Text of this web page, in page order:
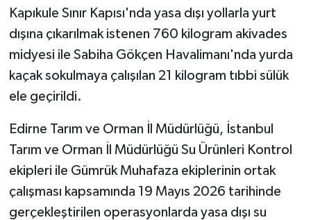
Kapıkule Sınır Kapısı'nda yasa dışı yollarla yurt
dışına çıkarılmak istenen 760 kilogram akivades
midyesi ile Sabiha Gökçen Havalimanı'nda yurda
kaçak sokulmaya çalışılan 21 kilogram tıbbi sülük
ele geçirildi.
Edirne Tarım ve Orman İl Müdürlüğü, İstanbul
Tarım ve Orman İl Müdürlüğü Su Ürünleri Kontrol
ekipleri ile Gümrük Muhafaza ekiplerinin ortak
çalışması kapsamında 19 Mayıs 2026 tarihinde
gerçekleştirilen operasyonlarda yasa dışı su